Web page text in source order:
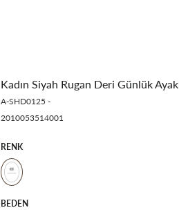
Kadın Siyah Rugan Deri Günlük
A-SHD0125 -
2010053514001
RENK
BEDEN